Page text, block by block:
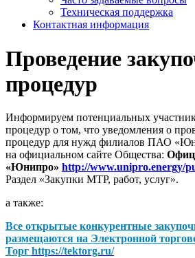
Техническая поддержка
Контактная информация
Проведение
процедур
Информируем потенциальных
процедур о том, что уведомления о
процедур для нужд филиалов ПАО
на официальном сайте Общества:
«Юнипро» http://www.unipro.energy/
Раздел «Закупки МТР, работ, услуг».
а также:
Все открытые конкурентные
размещаются на Электронной
Торг https://tektorg.ru/